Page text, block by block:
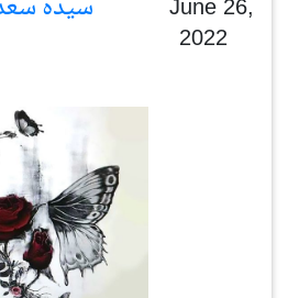
June 26,
2022